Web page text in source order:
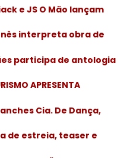
e JS O Mão lançam
interpreta obra de
participa de antologia
APRESENTA
Cia. De Dança,
de estreia, teaser e